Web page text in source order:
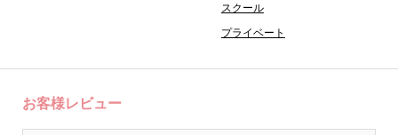
スクール
プライベート
お客様レビュー